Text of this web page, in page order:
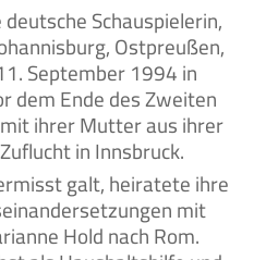
Ostpreußen,
September 1994 in
dem Ende des Zweiten
ihrer Mutter aus ihrer
in Innsbruck.
galt, heiratete ihre
mit
Hold nach Rom.